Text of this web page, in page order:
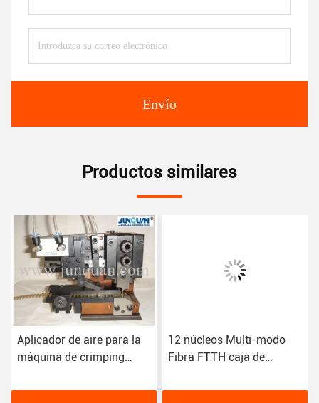
Envío
Productos similares
Aplicador de aire para la
máquina de crimping
Exportador de puerto de
12 núcleos Multi-modo
Fibra FTTH caja de
FDB-12 para la opción de